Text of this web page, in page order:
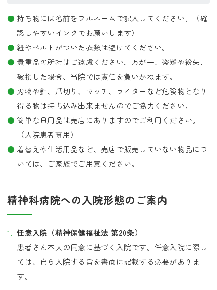
持ち物には名前をフルネームで記入してください。（確
認しやすいインクでお願いします）
紐やベルトがついた衣類は避けてください。
貴重品の所持はご遠慮ください。万が一、盗難や紛失、
破損した場合、当院では責任を負いかねます。
刃物や針、爪切り、マッチ、ライターなど危険物となり
得る物は持ち込み出来ませんのでご協力ください。
簡単な日用品は売店にありますのでご利用ください。
（入院患者専用）
着替えや生活用品など、売店で販売していない物品につ
いては、ご家族でご用意ください。
精神科病院への入院形態のご案内
任意入院（精神保健福祉法 第20条）
患者さん本人の同意に基づく入院です。任意入院に際し
ては、自ら入院する旨を書面に記載する必要がありま
す。